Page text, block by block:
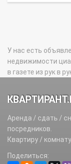
У нас есть
недвижимости
в газете из рук в
Аренда / сдать /
посредников.
Квартиру /
Поделиться: